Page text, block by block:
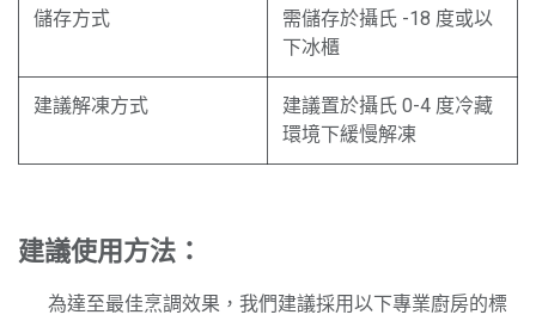
儲存方式
需儲存於攝氏 -18 度或以
下冰櫃
建議解凍方式
建議置於攝氏 0-4 度冷藏
環境下緩慢解凍
建議使用方法：
​為達至最佳烹調效果，我們建議採用以下專業廚房的標